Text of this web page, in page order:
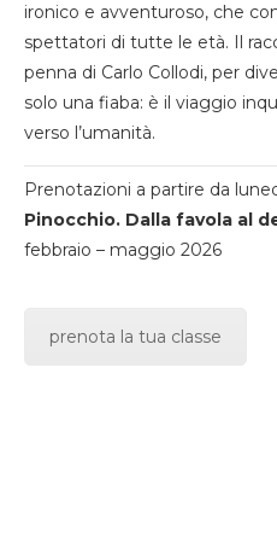
ironico e avventuroso, che
spettatori di tutte le età. Il
penna di Carlo Collodi, per
solo una fiaba: è il viaggio
verso l’umanità.
Prenotazioni a partire da
Pinocchio. Dalla favola al
febbraio – maggio 2026
prenota la tua classe